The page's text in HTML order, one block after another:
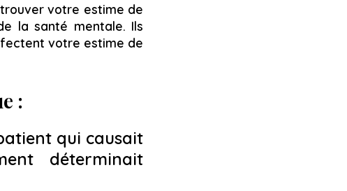
votre estime de
la santé mentale. Ils
votre estime de
:
qui causait
déterminait